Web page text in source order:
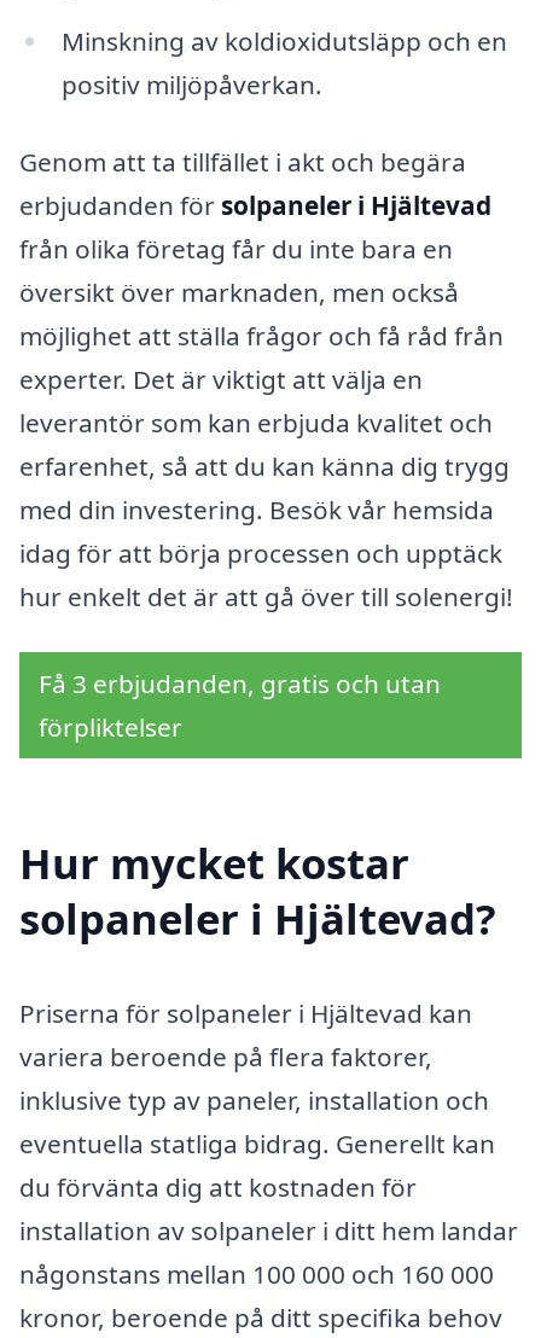
Minskning av koldioxidutsläpp och en
positiv miljöpåverkan.
Genom att ta tillfället i akt och begära
erbjudanden för solpaneler i Hjältevad
från olika företag får du inte bara en
översikt över marknaden, men också
möjlighet att ställa frågor och få råd från
experter. Det är viktigt att välja en
leverantör som kan erbjuda kvalitet och
erfarenhet, så att du kan känna dig trygg
med din investering. Besök vår hemsida
idag för att börja processen och upptäck
hur enkelt det är att gå över till solenergi!
Få 3 erbjudanden, gratis och utan
förpliktelser
Hur mycket kostar
solpaneler i Hjältevad?
Priserna för solpaneler i Hjältevad kan
variera beroende på flera faktorer,
inklusive typ av paneler, installation och
eventuella statliga bidrag. Generellt kan
du förvänta dig att kostnaden för
installation av solpaneler i ditt hem landar
någonstans mellan 100 000 och 160 000
kronor, beroende på ditt specifika behov